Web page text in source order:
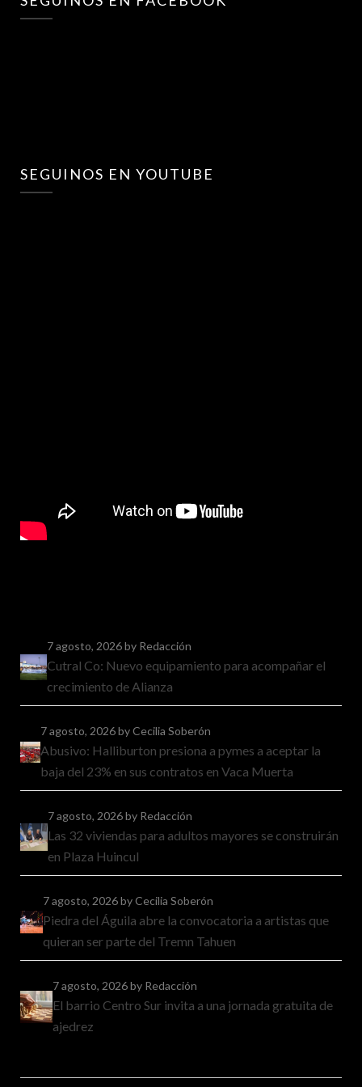
SEGUINOS EN YOUTUBE
7 agosto, 2026by Redacción
Cutral Co: Nuevo equipamiento para acompañar el
crecimiento de Alianza
7 agosto, 2026by Cecilia Soberón
Abusivo: Halliburton presiona a pymes a aceptar la
baja del 23% en sus contratos en Vaca Muerta
7 agosto, 2026by Redacción
Las 32 viviendas para adultos mayores se construirán
en Plaza Huincul
7 agosto, 2026by Cecilia Soberón
Piedra del Águila abre la convocatoria a artistas que
quieran ser parte del Tremn Tahuen
7 agosto, 2026by Redacción
El barrio Centro Sur invita a una jornada gratuita de
ajedrez